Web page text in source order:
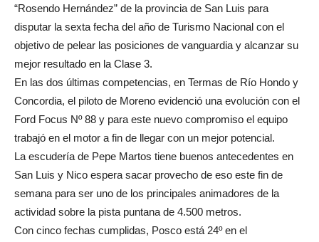
“Rosendo Hernández” de la provincia de San Luis para
disputar la sexta fecha del año de Turismo Nacional con el
objetivo de pelear las posiciones de vanguardia y alcanzar su
mejor resultado en la Clase 3.
En las dos últimas competencias, en Termas de Río Hondo y
Concordia, el piloto de Moreno evidenció una evolución con el
Ford Focus Nº 88 y para este nuevo compromiso el equipo
trabajó en el motor a fin de llegar con un mejor potencial.
La escudería de Pepe Martos tiene buenos antecedentes en
San Luis y Nico espera sacar provecho de eso este fin de
semana para ser uno de los principales animadores de la
actividad sobre la pista puntana de 4.500 metros.
Con cinco fechas cumplidas, Posco está 24º en el